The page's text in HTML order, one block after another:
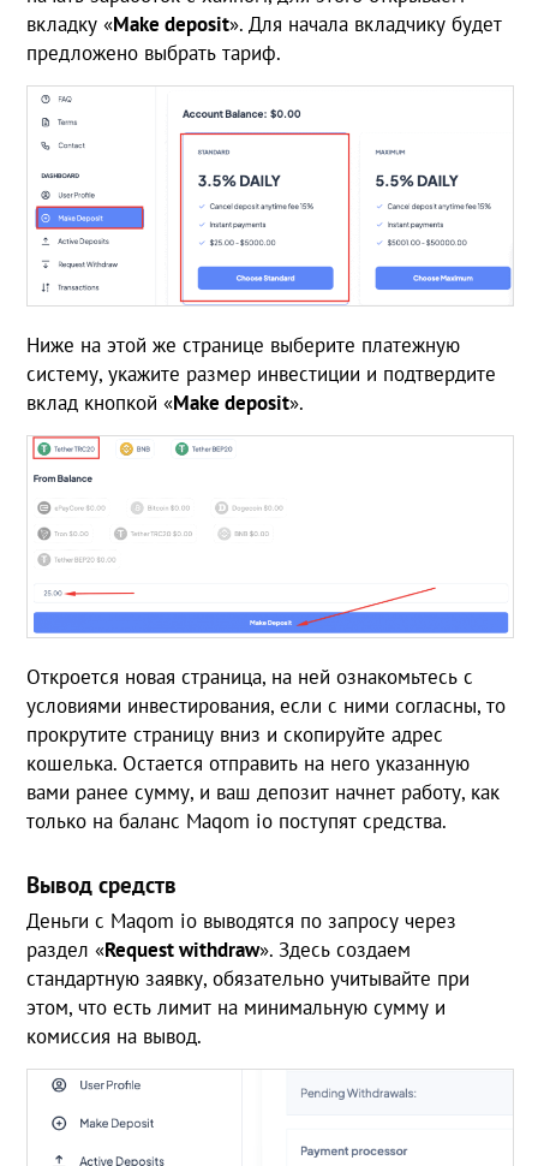
вкладку «Makedeposit». Для начала вкладчику будет
предложено выбрать тариф.
Ниже на этой же странице выберите платежную
систему, укажите размер инвестиции и подтвердите
вклад кнопкой «Makedeposit».
Откроется новая страница, на ней ознакомьтесь с
условиями инвестирования, если с ними согласны, то
прокрутите страницу вниз и скопируйте адрес
кошелька. Остается отправить на него указанную
вами ранее сумму, и ваш депозит начнет работу, как
только на баланс Maqom io поступят средства.
Вывод средств
Деньги с Maqom io выводятся по запросу через
раздел «Requestwithdraw». Здесь создаем
стандартную заявку, обязательно учитывайте при
этом, что есть лимит на минимальную сумму и
комиссия на вывод.